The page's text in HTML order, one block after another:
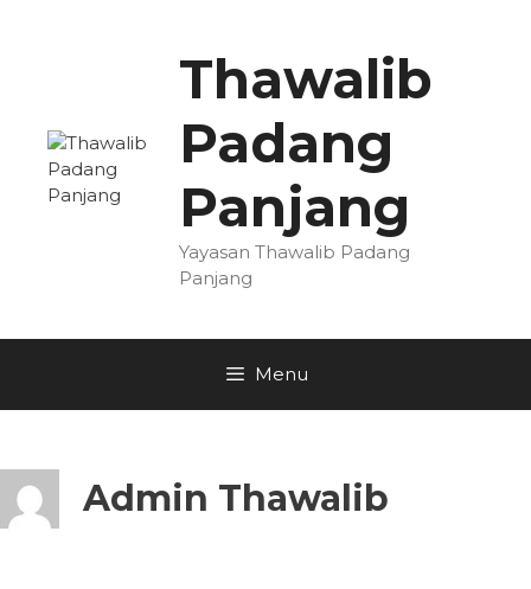
Thawalib
Padang
Panjang
Yayasan Thawalib Padang
Panjang
Menu
Admin Thawalib